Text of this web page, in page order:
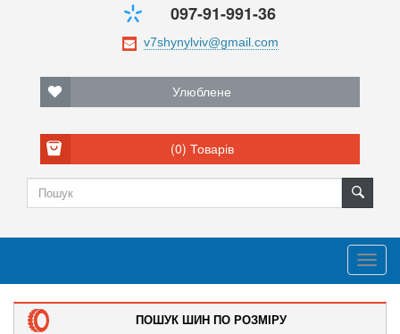
097-91-991-36
Улюблене
(0) Товарів
ПОШУК ШИН ПО РОЗМІРУ